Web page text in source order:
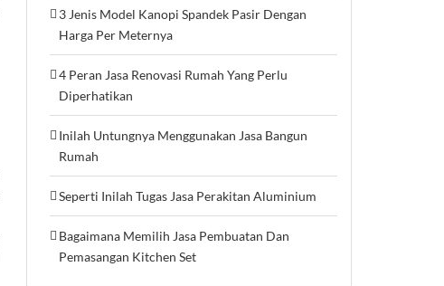
3 Jenis Model Kanopi Spandek Pasir Dengan
Harga Per Meternya
4 Peran Jasa Renovasi Rumah Yang Perlu
Diperhatikan
Inilah Untungnya Menggunakan Jasa Bangun
Rumah
Seperti Inilah Tugas Jasa Perakitan Aluminium
Bagaimana Memilih Jasa Pembuatan Dan
Pemasangan Kitchen Set